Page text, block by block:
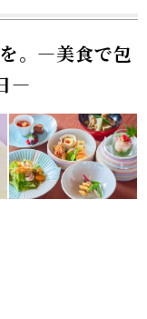
。—美食で包
—